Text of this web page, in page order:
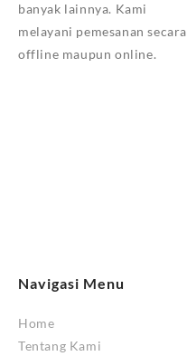
banyak lainnya. Kami
melayani pemesanan secara
offline maupun online.
Navigasi Menu
Home
Tentang Kami